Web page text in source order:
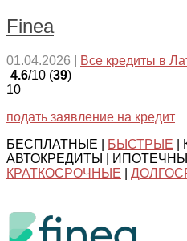
Finea
01.04.2026 Все кредиты в
4.6/10 (39)
10
подать заявление на кредит
БЕСПЛАТНЫЕ |
БЫСТРЫЕ |
АВТОКРЕДИТЫ |
КРАТКОСРОЧНЫЕ